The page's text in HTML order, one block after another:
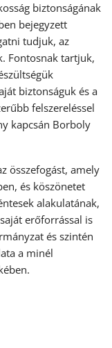
biztonságának
bejegyzett
tudjuk, az
Fontosnak tartjuk,
biztonságuk és a
felszereléssel
kapcsán Borboly
összefogást, amely
és köszönetet
alakulatának,
erőforrással is
és szintén
a minél